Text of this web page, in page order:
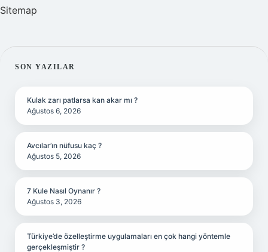
Sitemap
SIDEBAR
SON YAZILAR
Kulak zarı patlarsa kan akar mı ?
Ağustos 6, 2026
Avcılar’ın nüfusu kaç ?
Ağustos 5, 2026
7 Kule Nasıl Oynanır ?
Ağustos 3, 2026
Türkiye’de özelleştirme uygulamaları en çok hangi yöntemle
gerçekleşmiştir ?